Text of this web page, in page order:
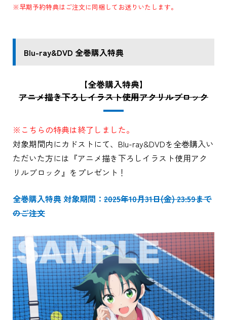
※早期予約特典はご注文に同梱してお送りいたします。
Blu-ray&DVD 全巻購入特典
【全巻購入特典】
アニメ描き下ろしイラスト使用アクリルブロック
※こちらの特典は終了しました。
対象期間内にカドストにて、Blu-ray&DVDを全巻購入い
ただいた方には『アニメ描き下ろしイラスト使用アク
リルブロック』をプレゼント！
全巻購入特典 対象期間： 2025年10月31日(金) 23:59まで
のご注文